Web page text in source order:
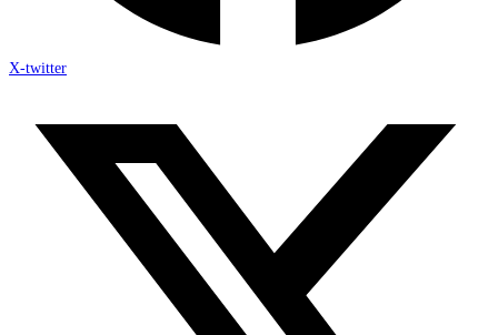
X-twitter